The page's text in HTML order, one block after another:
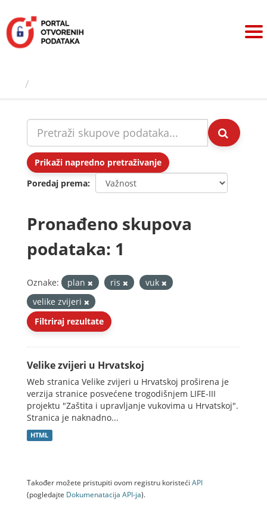
sadržaj
Prikaži napredno pretraživanje
Poredaj prema
Pronađeno skupova
podataka: 1
Oznake: plan ris
vuk
velike zvijeri
Filtriraj rezultate
Velike zvijeri u Hrvatskoj
Web stranica Velike zvijeri u Hrvatskoj proširena je
verzija stranice posvećene trogodišnjem LIFE-III
projektu "Zaštita i upravljanje vukovima u Hrvatskoj".
Stranica je naknadno...
HTML
Također možete pristupiti ovom registru koristeći API
(pogledajte Dokumenаtаcijа API-jа).